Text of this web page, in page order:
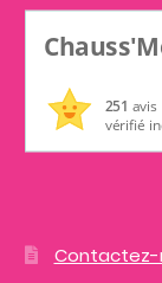
251 avis
vérifié
Contactez-